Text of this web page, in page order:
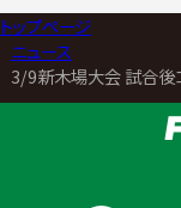
止めてくれ､北宮｡
ー!! 止めろ! 北
たよな? 清宮もい
かましてきたよ